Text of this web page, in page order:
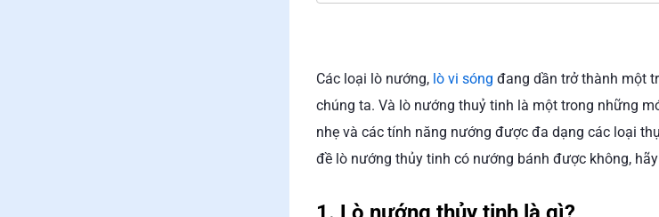
Các loại lò nướng, lò vi sóng đang dần trở thành một
chúng ta. Và lò nướng thuỷ tinh là một trong những
nhẹ và các tính năng nướng được đa dạng các loại
đề lò nướng thủy tinh có nướng bánh được không,